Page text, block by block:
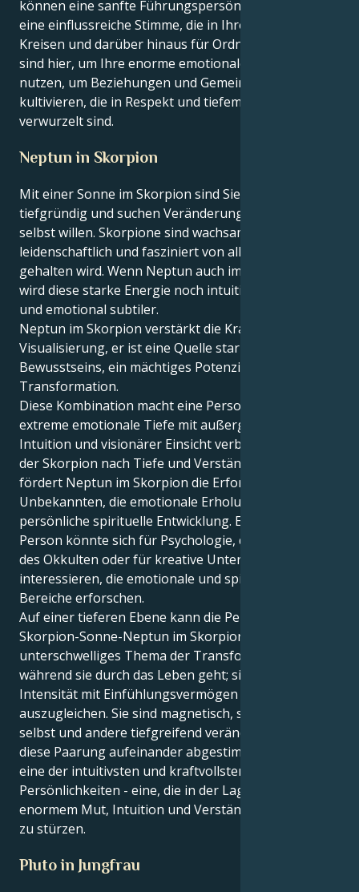
können eine sanfte Führungspersönlichkeit sein,
eine einflussreiche Stimme, die in Ihren sozialen
Kreisen und darüber hinaus für Ordnung sorgt. Sie
sind hier, um Ihre enorme emotionale Intelligenz zu
nutzen, um Beziehungen und Gemeinschaften zu
kultivieren, die in Respekt und tiefem Vertrauen
verwurzelt sind.
Neptun in Skorpion
Mit einer Sonne im Skorpion sind Sie intensiv,
tiefgründig und suchen Veränderungen um ihrer
selbst willen. Skorpione sind wachsam,
leidenschaftlich und fasziniert von allem, was geheim
gehalten wird. Wenn Neptun auch im Skorpion steht,
wird diese starke Energie noch intuitiver, spiritueller
und emotional subtiler.
Neptun im Skorpion verstärkt die Kraft der
Visualisierung, er ist eine Quelle starken psychischen
Bewusstseins, ein mächtiges Potenzial für
Transformation.
Diese Kombination macht eine Person aus, die
extreme emotionale Tiefe mit außergewöhnlicher
Intuition und visionärer Einsicht verbindet. Während
der Skorpion nach Tiefe und Verständnis strebt,
fördert Neptun im Skorpion die Erforschung des
Unbekannten, die emotionale Erholung und die
persönliche spirituelle Entwicklung. Eine solche
Person könnte sich für Psychologie, die Erforschung
des Okkulten oder für kreative Unternehmungen
interessieren, die emotionale und spirituelle
Bereiche erforschen.
Auf einer tieferen Ebene kann die Person mit
Skorpion-Sonne-Neptun im Skorpion ein
unterschwelliges Thema der Transformation haben,
während sie durch das Leben geht; sie lernt, ihre
Intensität mit Einfühlungsvermögen und Weisheit
auszugleichen. Sie sind magnetisch, sie können sich
selbst und andere tiefgreifend verändern. Wenn
diese Paarung aufeinander abgestimmt ist, entsteht
eine der intuitivsten und kraftvollsten
Persönlichkeiten - eine, die in der Lage ist, sich mit
enormem Mut, Intuition und Verständnis ins Leben
zu stürzen.
Pluto in Jungfrau